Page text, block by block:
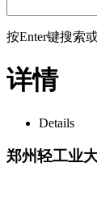
按Enter键搜索
详情
Details
郑州轻工业